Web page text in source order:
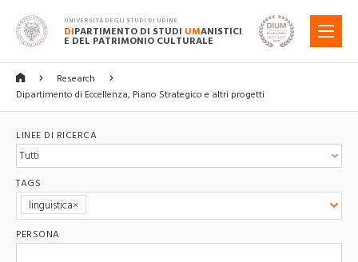
UNIVERSITÀ DEGLI STUDI DI UDINE
DIPARTIMENTO DI STUDI UMANISTICI
E DEL PATRIMONIO CULTURALE
MENU
Research
Dipartimento di Eccellenza, Piano Strategico e altri progetti
LINEE DI RICERCA
TAGS
linguistica
PERSONA